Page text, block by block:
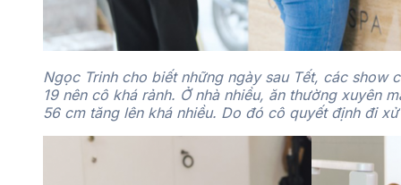
Ngọc Trinh cho biết những ngày sau Tết, các show
19 nên cô khá rảnh. Ở nhà nhiều, ăn thường xuyên
56 cm tăng lên khá nhiều. Do đó cô quyết định đi